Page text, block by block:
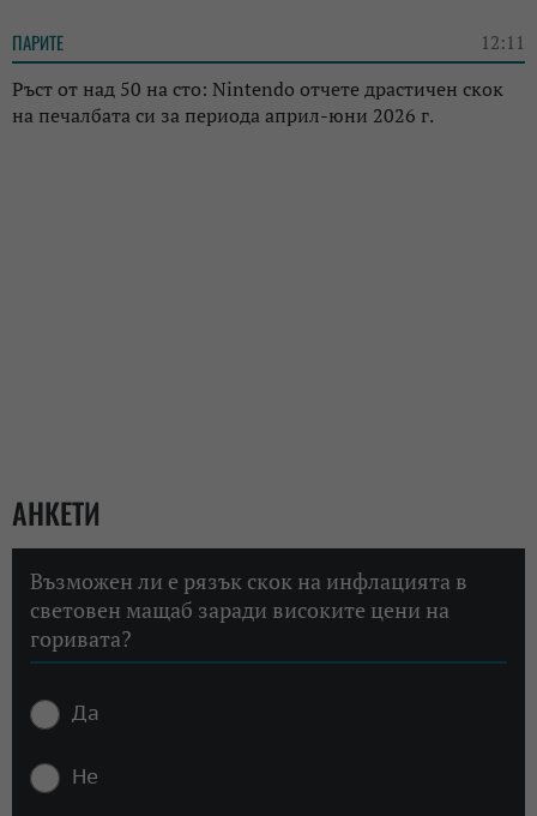
ПАРИТЕ 12:11
Ръст от над 50 на сто: Nintendo отчете драстичен скок
на печалбата си за периода април-юни 2026 г.
АНКЕТИ
Възможен ли е рязък скок на инфлацията в
световен мащаб заради високите цени на
горивата?
Да
Не